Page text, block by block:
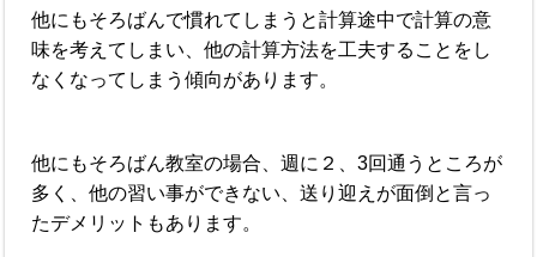
他にもそろばんで慣れてしまうと計算途中で計算の意
味を考えてしまい、他の計算方法を工夫することをし
なくなってしまう傾向があります。
他にもそろばん教室の場合、週に２、3回通うところが
多く、他の習い事ができない、送り迎えが面倒と言っ
たデメリットもあります。